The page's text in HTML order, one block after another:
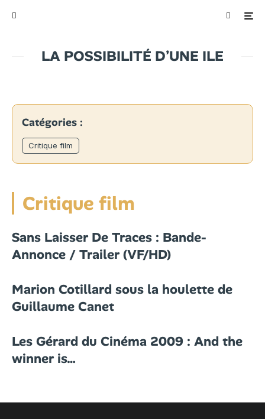
LA POSSIBILITÉ D’UNE ILE
Catégories :
Critique film
Critique film
Sans Laisser De Traces : Bande-
Annonce / Trailer (VF/HD)
Marion Cotillard sous la houlette de
Guillaume Canet
Les Gérard du Cinéma 2009 : And the
winner is…